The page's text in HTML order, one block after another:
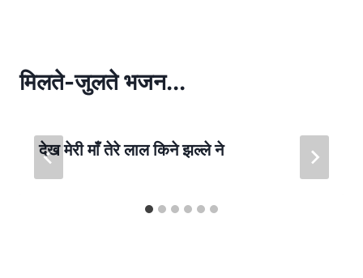
p
मिलते-जुलते भजन...
देख मेरी माँ तेरे लाल किने झल्ले ने